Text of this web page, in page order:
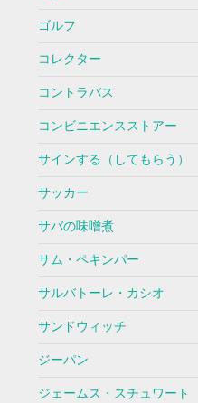
ゴルフ
コレクター
コントラバス
コンビニエンスストアー
サインする（してもらう）
サッカー
サバの味噌煮
サム・ペキンパー
サルバトーレ・カシオ
サンドウィッチ
ジーパン
ジェームス・スチュワート